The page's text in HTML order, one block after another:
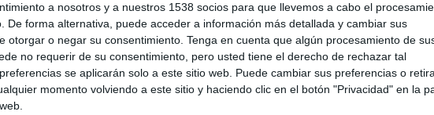
a nosotros y a nuestros 1538 socios para que llevemos a cabo el
De forma alternativa, puede acceder a información más detallada y cambiar sus
otorgar o negar su consentimiento. Tenga en cuenta que algún procesamiento de
no requerir de su consentimiento, pero usted tiene el derecho de rechazar tal
se aplicarán solo a este sitio web. Puede cambiar sus preferencias o
momento volviendo a este sitio y haciendo clic en el botón "Privacidad" en la
a finales de febrero de 2019